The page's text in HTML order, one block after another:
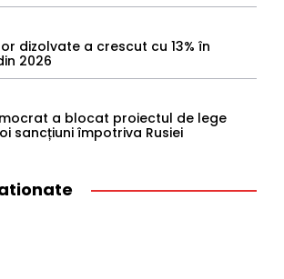
dizolvate a crescut cu 13% în
2026
a blocat proiectul de lege
sancțiuni împotriva Rusiei